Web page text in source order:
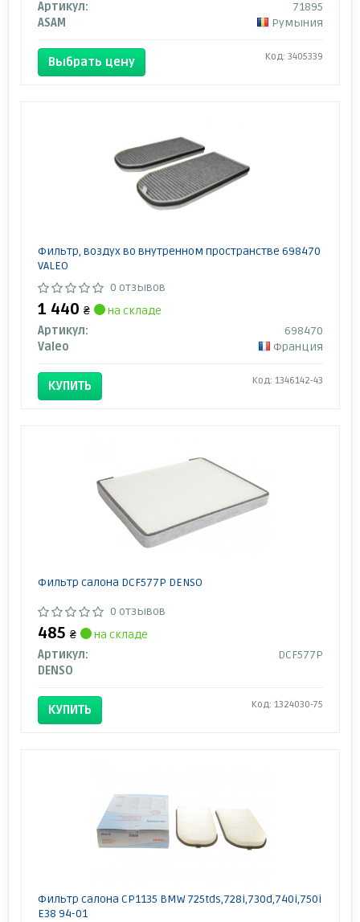
Артикул:
71895
ASAM
Румыния
Выбрать цену Код: 3405339
Фильтр, воздух во внутренном пространстве 698470
VALEO
0 отзывов
1 440 ₴
на складе
Артикул:
698470
Valeo
Франция
КУПИТЬ Код: 1346142-43
Фильтр салона DCF577P DENSO
0 отзывов
485 ₴
на складе
Артикул:
DCF577P
DENSO
КУПИТЬ Код: 1324030-75
Фильтр салона CP1135 BMW 725tds,728i,730d,740i,750i
E38 94-01